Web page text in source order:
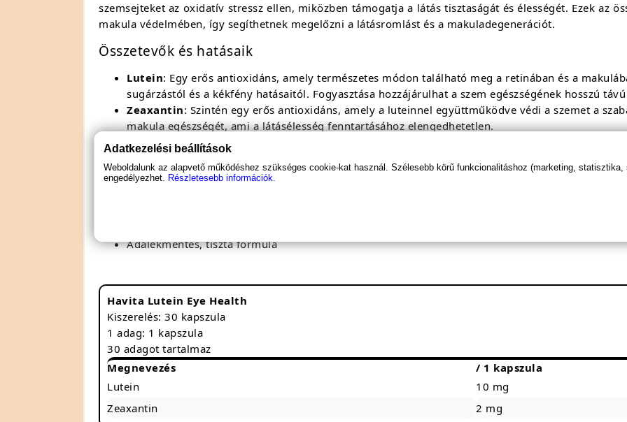
szemsejteket az oxidatív stressz ellen, miközben támogatja a látás tisztaságát és élességét. Ezek az
makula védelmében, így segíthetnek megelőzni a látásromlást és a makuladegenerációt.
Összetevők és hatásaik
Lutein: Egy erős antioxidáns, amely természetes módon található meg a retinában és a
sugárzástól és a kékfény hatásaitól. Fogyasztása hozzájárulhat a szem egészségének hosszú
Zeaxantin: Szintén egy erős antioxidáns, amely a luteinnel együttműködve védi a szemet a
makula egészségét, ami a látásélesség fenntartásához elengedhetetlen.
Antioxidánsok : Hozzájárulnak a sejtek védelméhez, csökkentve a szemfáradtságot és a szem
A Havita Lutein Eye Health előnyei
Adalékmentes, tiszta formula
Havita Lutein Eye Health
Kiszerelés: 30 kapszula
1 adag: 1 kapszula
30 adagot tartalmaz
Megnevezés
/ 1 kapszula
Lutein
10 mg
Zeaxantin
2 mg
Adatkezelési beállítások
Weboldalunk az alapvető működéshez szükséges cookie-kat használ. Szélesebb körű funkcionalitáshoz (marketing,
engedélyezhet. Részletesebb információk.